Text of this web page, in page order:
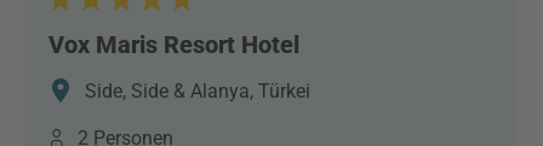
Vox Maris Resort Hotel
Side, Side & Alanya, Türkei
2 Personen